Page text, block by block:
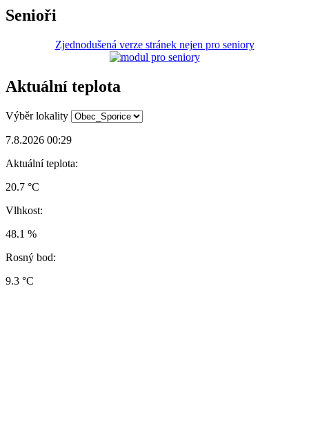
Senioři
Zjednodušená verze stránek nejen pro seniory
Aktuální teplota
Výběr lokality
7.8.2026 00:29
Aktuální teplota:
20.7 °C
Vlhkost:
48.1 %
Rosný bod:
9.3 °C